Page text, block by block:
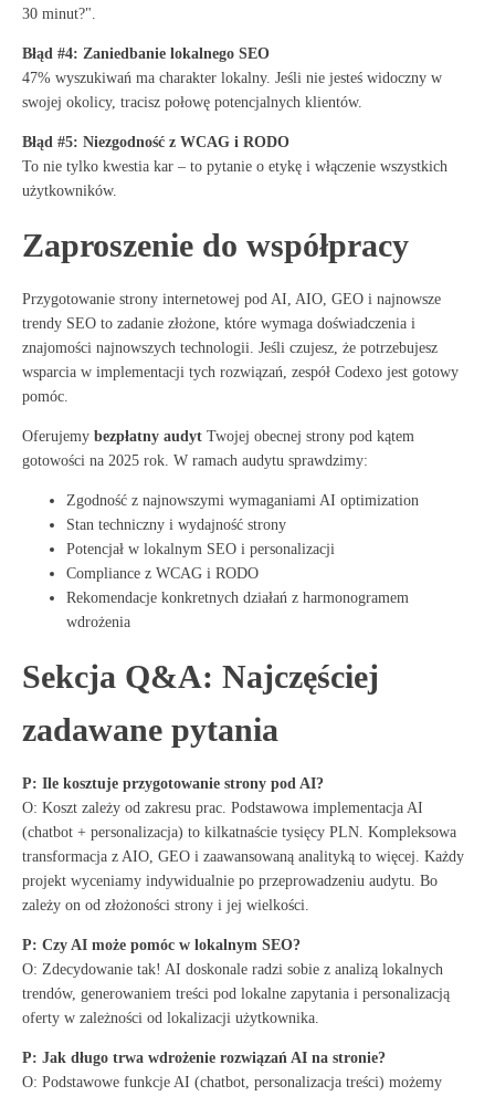
30 minut?".
Błąd #4: Zaniedbanie lokalnego SEO
47% wyszukiwań ma charakter lokalny. Jeśli nie jesteś widoczny w
swojej okolicy, tracisz połowę potencjalnych klientów.
Błąd #5: Niezgodność z WCAG i RODO
To nie tylko kwestia kar – to pytanie o etykę i włączenie wszystkich
użytkowników.
Zaproszenie do współpracy
Przygotowanie strony internetowej pod AI, AIO, GEO i najnowsze
trendy SEO to zadanie złożone, które wymaga doświadczenia i
znajomości najnowszych technologii. Jeśli czujesz, że potrzebujesz
wsparcia w implementacji tych rozwiązań, zespół Codexo jest gotowy
pomóc.
Oferujemy bezpłatny audyt Twojej obecnej strony pod kątem
gotowości na 2025 rok. W ramach audytu sprawdzimy:
Zgodność z najnowszymi wymaganiami AI optimization
Stan techniczny i wydajność strony
Potencjał w lokalnym SEO i personalizacji
Compliance z WCAG i RODO
Rekomendacje konkretnych działań z harmonogramem
wdrożenia
Sekcja Q&A: Najczęściej
zadawane pytania
P: Ile kosztuje przygotowanie strony pod AI?
O: Koszt zależy od zakresu prac. Podstawowa implementacja AI
(chatbot + personalizacja) to kilkatnaście tysięcy PLN. Kompleksowa
transformacja z AIO, GEO i zaawansowaną analityką to więcej. Każdy
projekt wyceniamy indywidualnie po przeprowadzeniu audytu. Bo
zależy on od złożoności strony i jej wielkości.
P: Czy AI może pomóc w lokalnym SEO?
O: Zdecydowanie tak! AI doskonale radzi sobie z analizą lokalnych
trendów, generowaniem treści pod lokalne zapytania i personalizacją
oferty w zależności od lokalizacji użytkownika.
P: Jak długo trwa wdrożenie rozwiązań AI na stronie?
O: Podstawowe funkcje AI (chatbot, personalizacja treści) możemy